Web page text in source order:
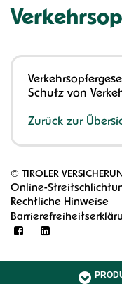
Schutz von
Zurück zur
© TIROLER
Online-
Rechtliche Hinweise